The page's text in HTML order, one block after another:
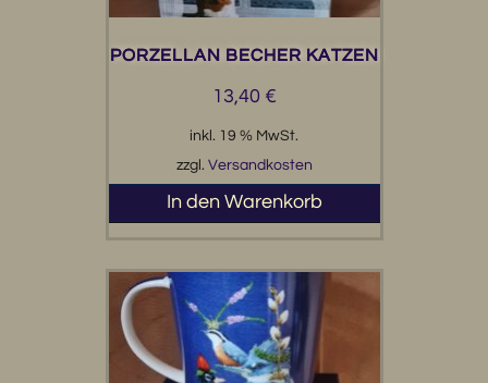
PORZELLAN BECHER KATZEN
13,40 €
inkl. 19 % MwSt.
zzgl. Versandkosten
In den Warenkorb